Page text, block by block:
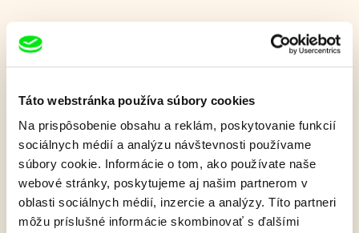
Táto webstránka používa súbory cookies
Na prispôsobenie obsahu a reklám, poskytovanie funkcií
sociálnych médií a analýzu návštevnosti používame
súbory cookie. Informácie o tom, ako používate naše
webové stránky, poskytujeme aj našim partnerom v
oblasti sociálnych médií, inzercie a analýzy. Títo partneri
môžu príslušné informácie skombinovať s ďalšími
Cracké: Rodinné
Pásmo krátkych animovaných filmov o prehnane
ochranárskom pštrosom otcovi, ktorý sa snaží za každú cenu
chrániť svojich osem pštrosích potomkov.
Zobraziť viac